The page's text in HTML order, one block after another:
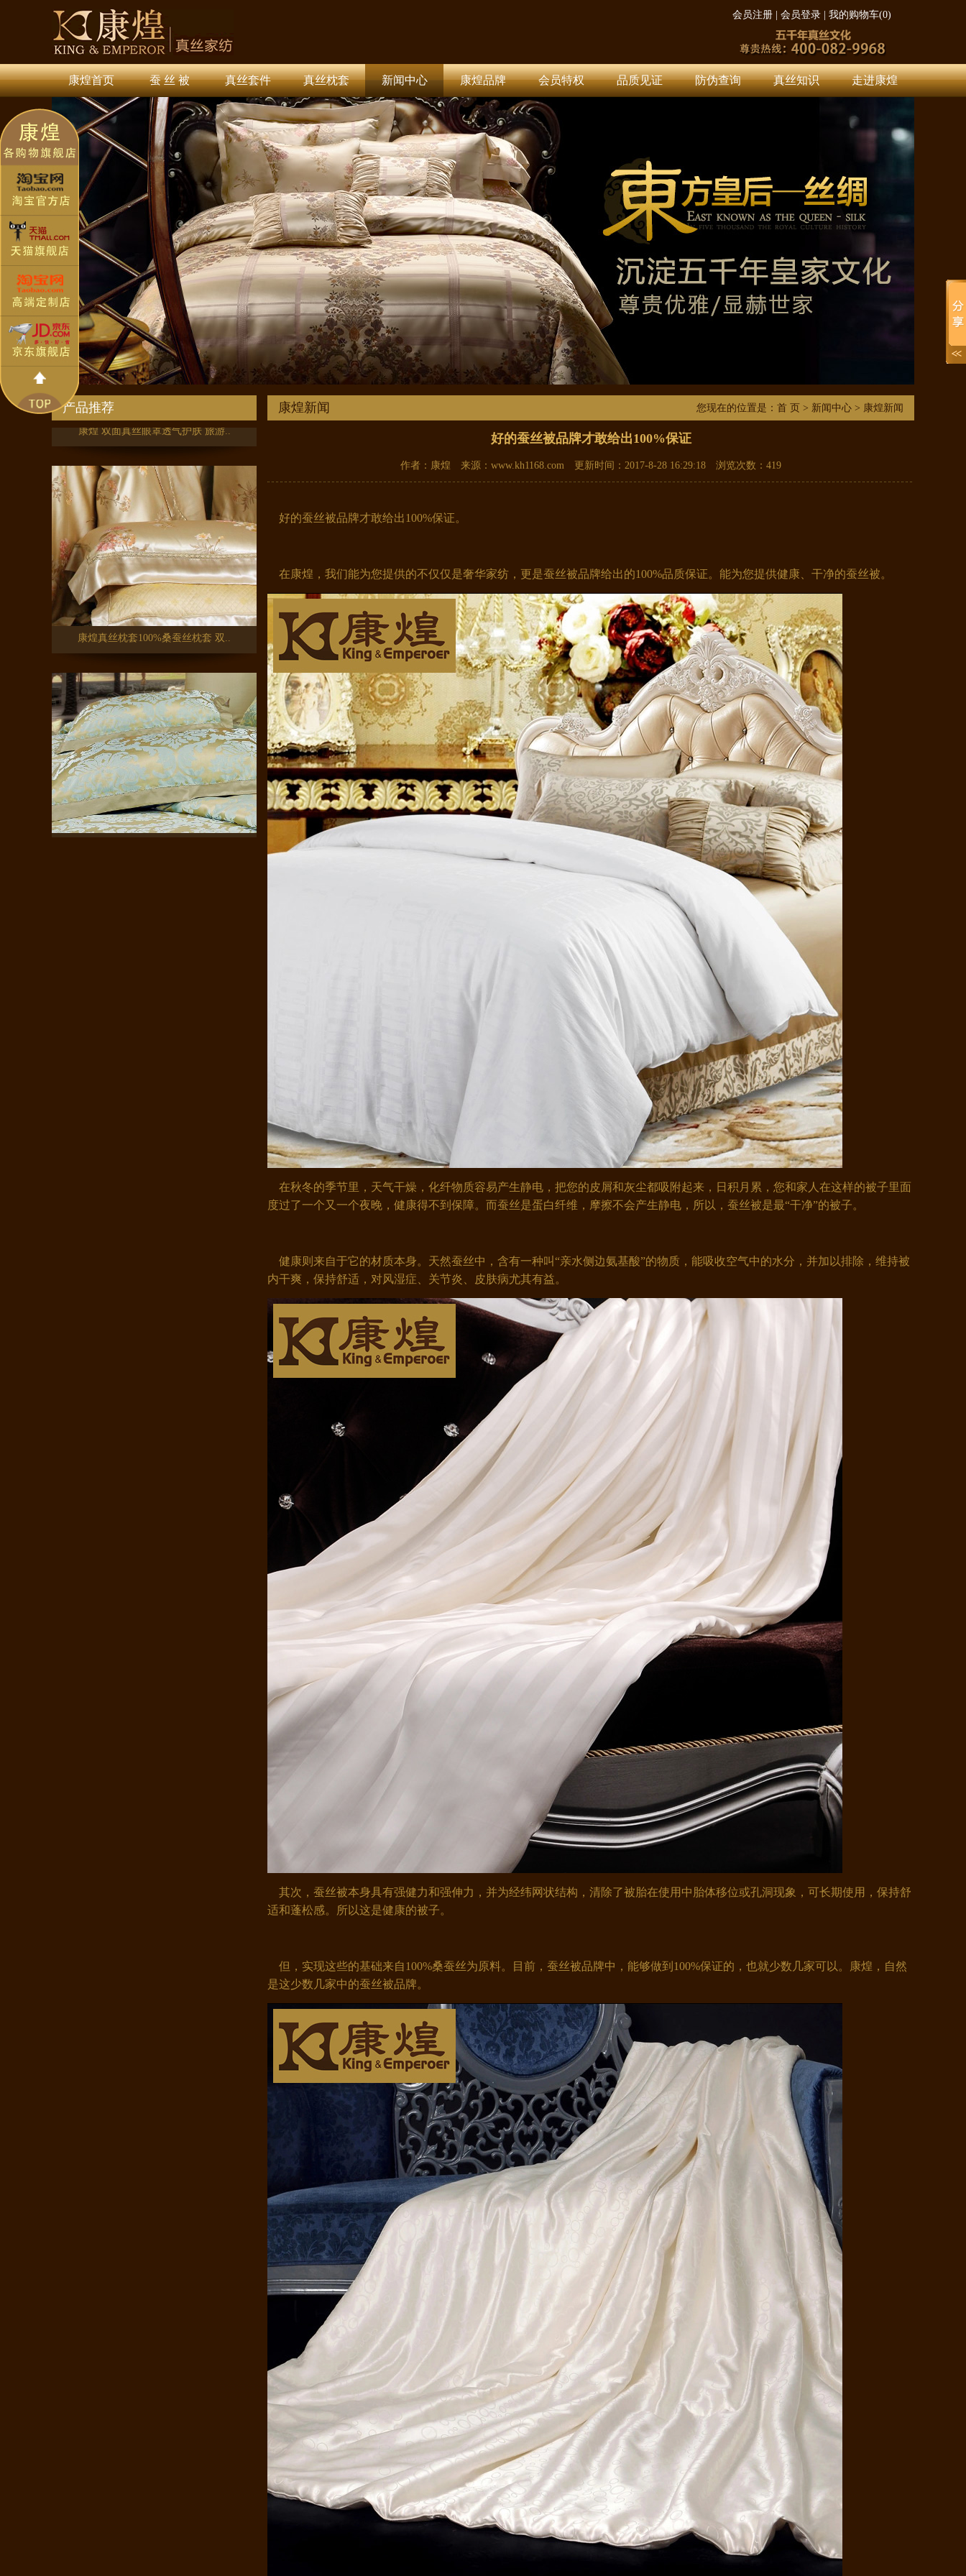
会员注册 会员登录 我的购物车(0)
康煌首页 蚕 丝 被 真丝套件 真丝枕套 新闻中心 康煌品牌 会员特权 品质见证 防伪查询 真丝知识 走进康煌
产品推荐
康煌 双面真丝眼罩透气护肤 旅游..
康煌真丝枕套100%桑蚕丝枕套 双..
康煌真丝枕套100%桑蚕丝 家纺桑..
康煌新闻 您现在的位置是： 首 页 > 新闻中心 > 康煌新闻
好的蚕丝被品牌才敢给出100%保证
作者：康煌 来源：www.kh1168.com 更新时间：2017-8-28 16:29:18 浏览次数： 419
好的蚕丝被品牌才敢给出100%保证。
在康煌，我们能为您提供的不仅仅是奢华家纺，更是蚕丝被品牌给出的100%品质保证。能为您提供健康、干净的蚕丝被。
在秋冬的季节里，天气干燥，化纤物质容易产生静电，把您的皮屑和灰尘都吸附起来，日积月累，您和家人在这样的被子里面
度过了一个又一个夜晚，健康得不到保障。而蚕丝是蛋白纤维，摩擦不会产生静电，所以，蚕丝被是最“干净”的被子。
健康则来自于它的材质本身。天然蚕丝中，含有一种叫“亲水侧边氨基酸”的物质，能吸收空气中的水分，并加以排除，维持被
内干爽，保持舒适，对风湿症、关节炎、皮肤病尤其有益。
其次，蚕丝被本身具有强健力和强伸力，并为经纬网状结构，清除了被胎在使用中胎体移位或孔洞现象，可长期使用，保持舒
适和蓬松感。所以这是健康的被子。
但，实现这些的基础来自100%桑蚕丝为原料。目前，蚕丝被品牌中，能够做到100%保证的，也就少数几家可以。康煌，自然
是这少数几家中的蚕丝被品牌。